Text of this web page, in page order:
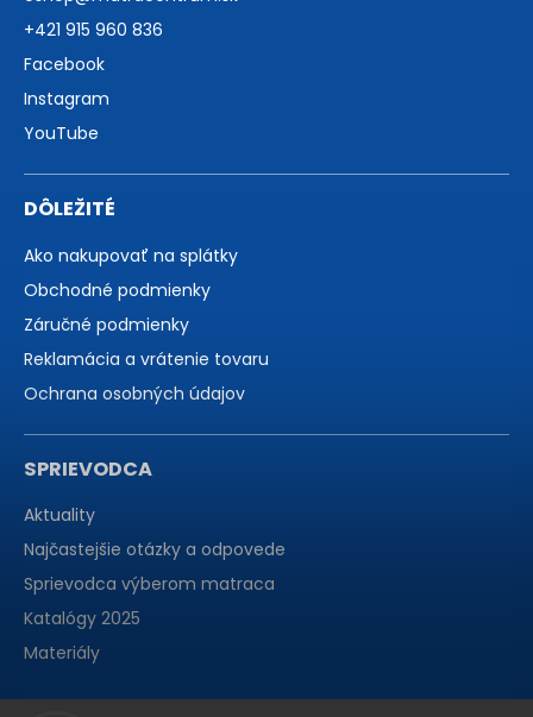
+421 915 960 836
Facebook
Instagram
YouTube
DÔLEŽITÉ
Ako nakupovať na splátky
Obchodné podmienky
Záručné podmienky
Reklamácia a vrátenie tovaru
Ochrana osobných údajov
SPRIEVODCA
Aktuality
Najčastejšie otázky a odpovede
Sprievodca výberom matraca
Katalógy 2025
Materiály